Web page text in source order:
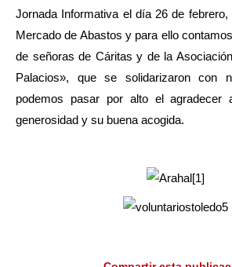
Jornada Informativa el día 26 de
Mercado de Abastos y para ello
de señoras de Cáritas y de la
Palacios», que se solidarizaron con
podemos pasar por alto el agradecer
generosidad y su buena acogida.